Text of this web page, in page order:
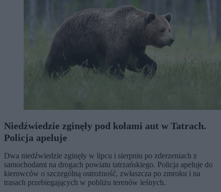
Niedźwiedzie zginęły pod kołami aut w Tatrach.
Policja apeluje
Dwa niedźwiedzie zginęły w lipcu i sierpniu po zderzeniach z
samochodami na drogach powiatu tatrzańskiego. Policja apeluje do
kierowców o szczególną ostrożność, zwłaszcza po zmroku i na
trasach przebiegających w pobliżu terenów leśnych.